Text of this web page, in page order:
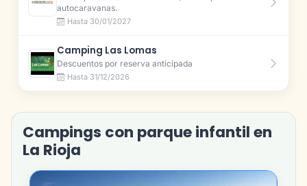
autocaravanas.
Hasta 30/01/2027
Camping Las Lomas
Descuentos por reserva anticipada
Hasta 31/12/2026
Campings con parque infantil en
La Rioja